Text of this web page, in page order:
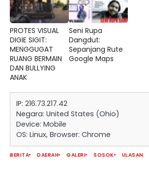
PROTES VISUAL
DIGIE SIGIT:
MENGGUGAT
RUANG BERMAIN
DAN BULLYING
ANAK
Seni Rupa
Dangdut:
Sepanjang Rute
Google Maps
IP: 216.73.217.42
Negara: United States (Ohio)
Device: Mobile
OS: Linux, Browser: Chrome
BERITA DAERAH GALERI SOSOK ULASAN